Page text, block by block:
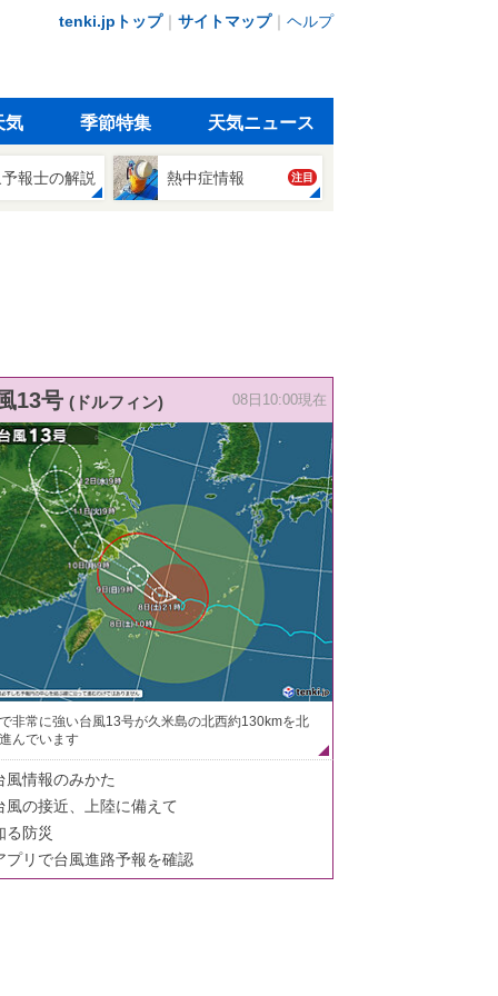
tenki.jpトップ｜ サイトマップ｜ ヘルプ
気 季節特集 天気ニュース
報士の解説 熱中症情報 注目
13号 (ドルフィン) 08日10:00現在
非常に強い台風13号が久米島の北西約130kmを北
んでいます
風情報のみかた
風の接近、上陸に備えて
る防災
プリで台風進路予報を確認